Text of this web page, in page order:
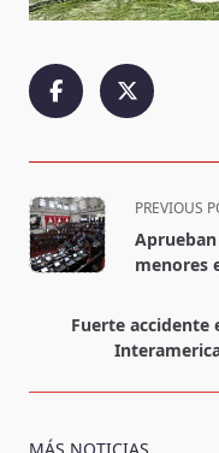
<span
class="nav-
subtitle
reader-
text">Page</span>
PREVIOUS
menores
Fuerte accidente